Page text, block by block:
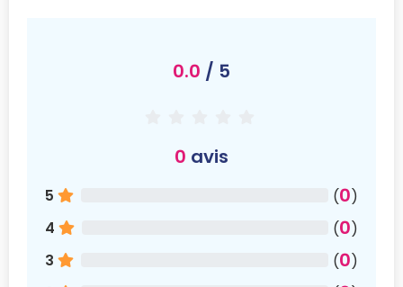
0.0 / 5
0 avis
5 (0)
4
(0)
3
(0)